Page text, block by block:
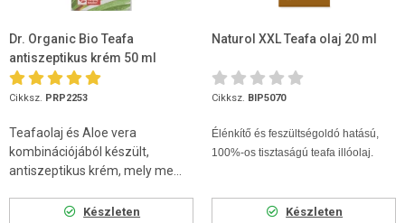
Dr. Organic Bio Teafa
antiszeptikus krém 50 ml
Cikksz. PRP2253
Teafaolaj és Aloe vera
kombinációjából készült,
antiszeptikus krém, mely me...
Készleten
Naturol XXL Teafa olaj 20 ml
Cikksz. BIP5070
Élénkítő és feszültségoldó hatású,
100%-os tisztaságú teafa illóolaj.
Készleten